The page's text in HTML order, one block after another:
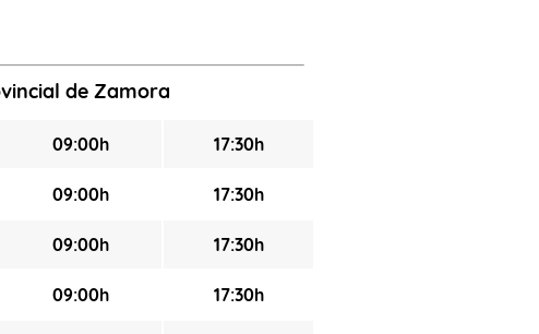
de Zamora
09:00h 17:30h
09:00h 17:30h
09:00h 17:30h
09:00h 17:30h